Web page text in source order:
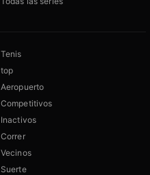
Tenis
top
Aeropuerto
Competitivos
Inactivos
Correr
Vecinos
Suerte